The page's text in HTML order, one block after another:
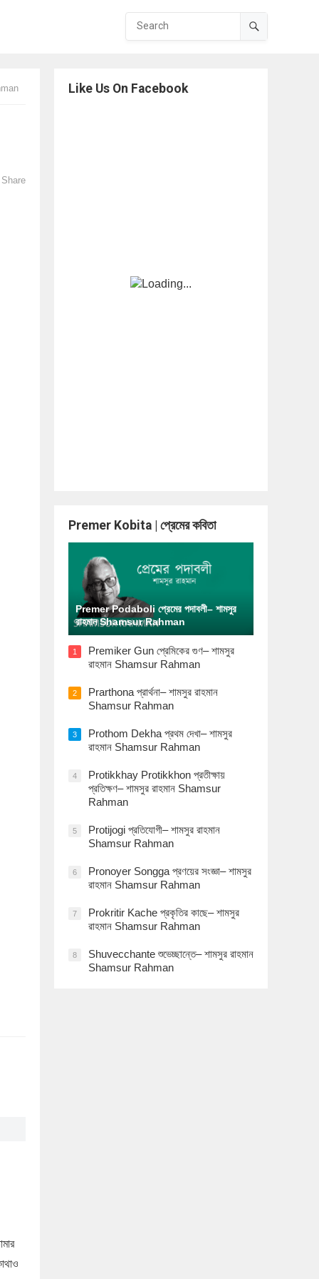
Share
Like Us On Facebook
Premer Kobita | প্রেমের কবিতা
Premer Podaboli প্রেমের পদাবলী– শামসুর
রাহমান Shamsur Rahman
1
Premiker Gun প্রেমিকের গুণ– শামসুর
রাহমান Shamsur Rahman
2
Prarthona প্রার্থনা– শামসুর রাহমান
Shamsur Rahman
3
Prothom Dekha প্রথম দেখা– শামসুর
রাহমান Shamsur Rahman
4
Protikkhay Protikkhon প্রতীক্ষায়
প্রতিক্ষণ– শামসুর রাহমান Shamsur
Rahman
5
Protijogi প্রতিযোগী– শামসুর রাহমান
Shamsur Rahman
6
Pronoyer Songga প্রণয়ের সংজ্ঞা– শামসুর
রাহমান Shamsur Rahman
7
Prokritir Kache প্রকৃতির কাছে– শামসুর
রাহমান Shamsur Rahman
8
Shuvecchante শুভেচ্ছান্তে– শামসুর রাহমান
Shamsur Rahman